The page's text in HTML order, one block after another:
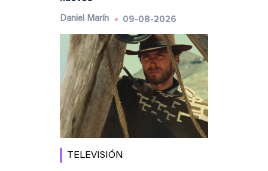
Daniel Marín 09-08-2026
TELEVISIÓN